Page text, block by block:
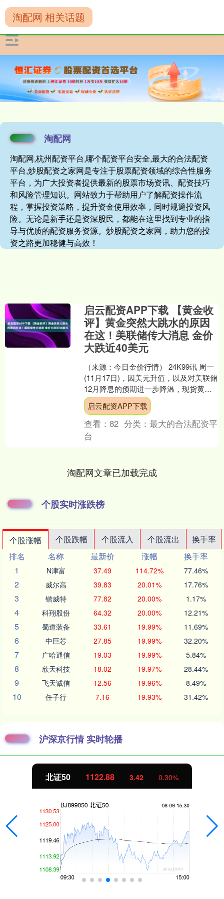
淘配网
淘配网,杭州配资平台,哪个配资平台安全,最大的合法配资
平台,炒股配资之家网是专注于股票配资领域的综合性服务
平台，为广大投资者提供最新的股票市场资讯、配资技巧
和风险管理知识。网站致力于帮助用户了解配资操作流
程，掌握投资策略，提升资金使用效率，同时规避投资风
险。无论是新手还是资深股民，都能在这里找到专业的指
导与优质的配资服务资源。炒股配资之家网，助力您的投
资之路更加稳健与高效！
淘配网 相关话题
启云配资APP下载 【黄金收
评】黄金突然大跳水的原因
在这！美联储传大消息 金价
大跌近40美元
（来源：今日金价行情） 24K99讯 周一
(11月17日)，因美元升值，以及对美联储
12月降息的预期进一步降温，现货黄金
遭遇猛烈抛售。投资者正在等待本周将
发布的....
启云配资APP下载
查看：82 分类：最大的合法配资平
台
淘配网文章已加载完成
个股实时涨跌榜
个股涨幅 个股跌幅 个股流入 个股流出
换手率
排名
名称 最新价 涨幅
换手率
1
N津富 37.49 114.72% 77.46%
2 威尔高 39.83 20.01% 17.76%
3 锴威特 77.82 20.00% 1.17%
4 科翔股份 64.32 20.00% 12.21%
5 蜀道装备 33.61 19.99% 11.69%
6 中巨芯 27.85 19.99% 32.20%
7 广哈通信 19.03 19.99% 5.84%
8 欣天科技 18.02 19.97% 28.44%
9 飞天诚信 12.56 19.96% 8.49%
10 任子行 7.16 19.93% 31.42%
沪深京行情 实时轮播
北证50 1122.88 3.42 0.30%